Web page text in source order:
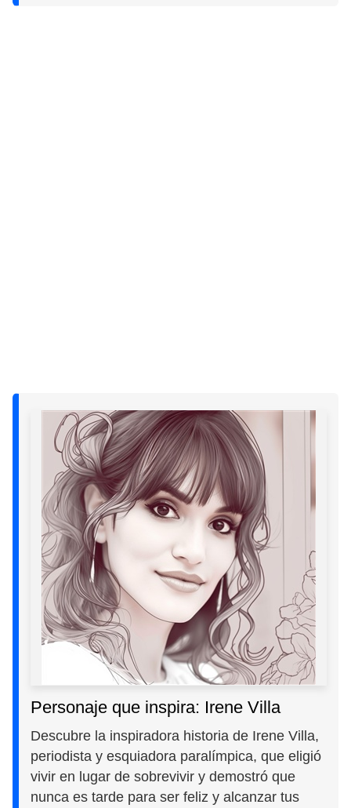
Personaje que inspira: Irene Villa
Descubre la inspiradora historia de Irene Villa,
periodista y esquiadora paralímpica, que eligió
vivir en lugar de sobrevivir y demostró que
nunca es tarde para ser feliz y alcanzar tus